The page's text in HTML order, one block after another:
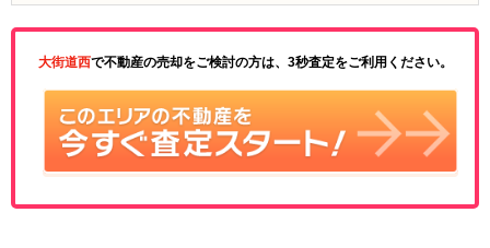
大街道西で不動産の売却をご検討の方は、3秒査定をご利用ください。